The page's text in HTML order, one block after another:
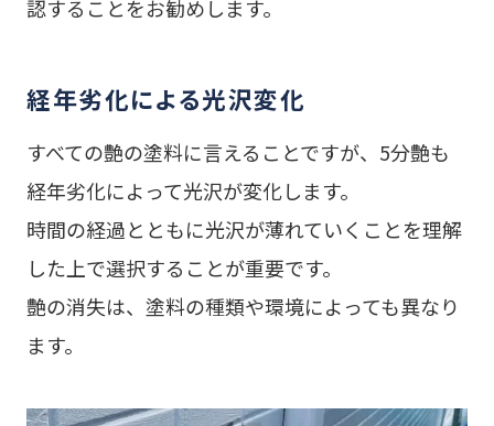
認することをお勧めします。
経年劣化による光沢変化
すべての艶の塗料に言えることですが、5分艶も
経年劣化によって光沢が変化します。
時間の経過とともに光沢が薄れていくことを理解
した上で選択することが重要です。
艶の消失は、塗料の種類や環境によっても異なり
ます。